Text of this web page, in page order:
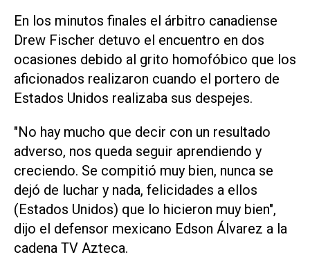
En los minutos finales el árbitro canadiense
Drew Fischer detuvo el encuentro en dos
ocasiones debido al grito homofóbico que los
aficionados realizaron cuando el portero de
Estados Unidos realizaba sus despejes.
"No hay mucho que decir con un resultado
adverso, nos queda seguir aprendiendo y
creciendo. Se compitió muy bien, nunca se
dejó de luchar y nada, felicidades a ellos
(Estados Unidos) que lo hicieron muy bien",
dijo el defensor mexicano Edson Álvarez a la
cadena TV Azteca.